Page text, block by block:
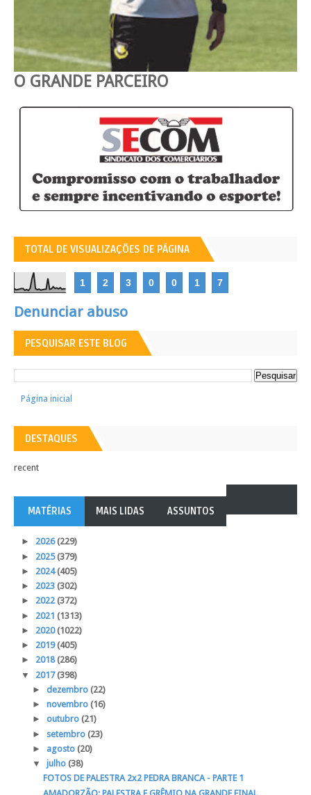
O GRANDE PARCEIRO
TOTAL DE VISUALIZAÇÕES DE PÁGINA
1 2 3 0 0 1 7
Denunciar abuso
PESQUISAR ESTE BLOG
Página inicial
DESTAQUES
recent
MATÉRIAS MAIS LIDAS ASSUNTOS
► 2026(229)
► 2025(379)
► 2024(405)
► 2023 (302)
► 2022(372)
► 2021 (1313)
► 2020(1022)
► 2019(405)
► 2018(286)
▼ 2017(398)
► dezembro (22)
► novembro (16)
► outubro (21)
► setembro (23)
► agosto (20)
▼ julho (38)
FOTOS DE PALESTRA 2x2 PEDRA BRANCA - PARTE 1